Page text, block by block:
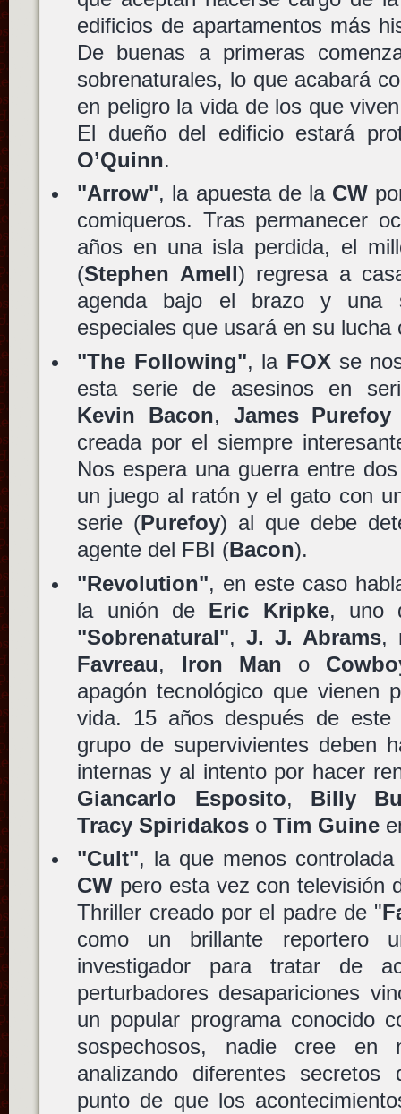
edificios de apartamentos más
De buenas a primeras
sobrenaturales, lo que acabará
en peligro la vida de los que
El dueño del edificio estará
O’Quinn.
"Arrow", la apuesta de la CW
comiqueros. Tras permanecer
años en una isla perdida, el
(Stephen Amell) regresa a
agenda bajo el brazo y una
especiales que usará en su lucha
"The Following", la FOX se
esta serie de asesinos en
Kevin Bacon, James Purefoy
creada por el siempre
Nos espera una guerra entre
un juego al ratón y el gato con
serie (Purefoy) al que debe
agente del FBI (Bacon).
"Revolution", en este caso
la unión de Eric Kripke, uno
"Sobrenatural",J. J. Abrams,
Favreau, Iron Man o
apagón tecnológico que vienen
vida. 15 años después de este
grupo de supervivientes deben
internas y al intento por hacer
Giancarlo Esposito, Billy
Tracy Spiridakos oTim Guine
"Cult", la que menos
CW pero esta vez con televisión
Thriller creado por el padre de "
como un brillante reportero
investigador para tratar de
perturbadores desapariciones
un popular programa conocido
sospechosos, nadie cree
analizando diferentes
punto de que los